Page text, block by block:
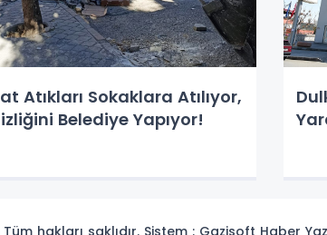
Atıkları Sokaklara Atılıyor,
Belediye Yapıyor!